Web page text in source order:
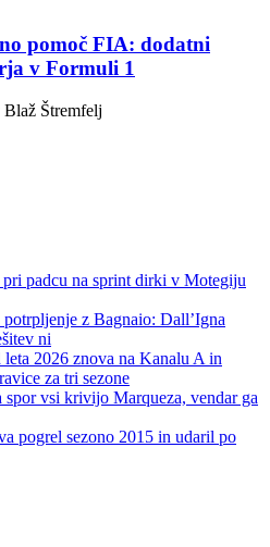
pomoč FIA: dodatni
v Formuli 1
Blaž Štremfelj
padcu na sprint dirki v Motegiju
z Bagnaio: Dall’Igna
ni
2026 znova na Kanalu A in
za tri sezone
spor vsi krivijo Marqueza, vendar ga
pogrel sezono 2015 in udaril po